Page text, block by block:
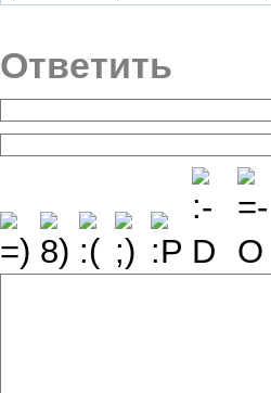
Ответить